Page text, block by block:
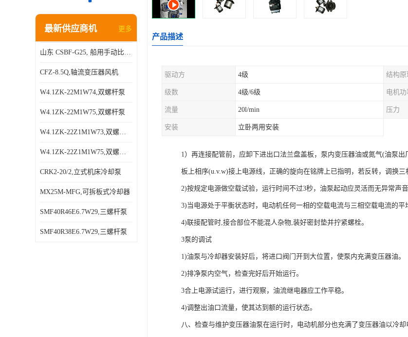
最新供应商机 更多
山东 CSBF-G25, 船用手动比例流量方向复合阀
CFZ-8.5Q,轴流变压器风机
W4.1ZK-22M1W74,双螺杆泵
W4.1ZK-22M1W75,双螺杆泵
W4.1ZK-22Z1M1W73,双螺杆泵
W4.1ZK-22Z1M1W75,双螺杆泵
CRK2-20/2,立式机床冷却泵
MX25M-MFG,可拆板式冷却器
SMF40R46E6.7W29,三螺杆泵
SMF40R38E6.7W29,三螺杆泵
产品描述
驱动方 4级 结构原
级数 4级/6级 电机功
流量 20l/min 压力
安装 立卧两用安装
1）再连接配管前，应卸下进出口法兰盘盖板，泵内变压器油或氮气(油泵
板上相序(u.v.w)接上电源线，正确的旋向在铭牌上已指明，若反转，调换三
2)按规定电源做空载试验，运行时间不过3秒，油泵起动应灵活而无异常声音
3)当电源处于平衡状态时，电动机任何一相的空载电流与三相空载电流的平
4)联接配管时,接合部位不能混人杂物,装好密封垫并拧紧螺栓。
3泵的调试
1)油泵与冷却器安装好后，将进口阀门开到大位置，使泵内充满变压器油。
2)排净泵内空气，检查完好后开始运行。
3合上电源试运行，进行观察，油流继电器应工作平稳。
4)调整出油口流量，使其达到额的运行状态。
八、检查与维护变压器油泵在运行时，电动机部分也充满了变压器油以冷